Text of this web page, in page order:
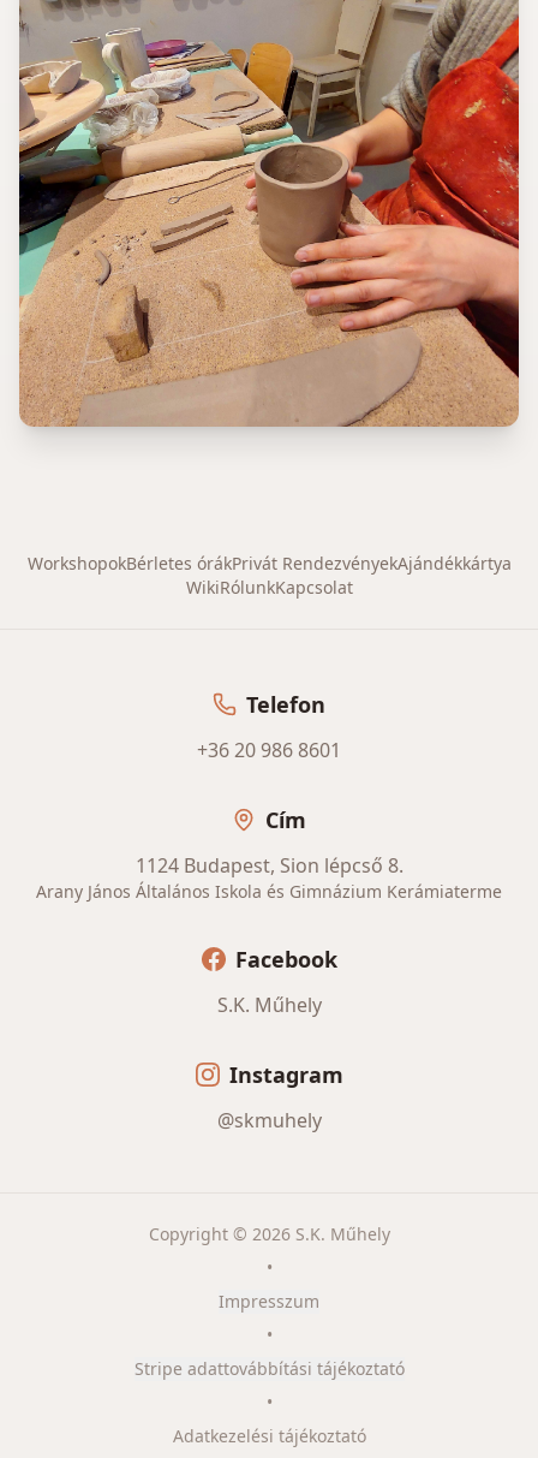
WorkshopokBérletes órákPrivát RendezvényekAjándékkártya
WikiRólunkKapcsolat
Telefon
+36 20 986 8601
Cím
1124 Budapest, Sion lépcső 8.
Arany János Általános Iskola és Gimnázium Kerámiaterme
Facebook
S.K. Műhely
Instagram
@skmuhely
Copyright © 2026 S.K. Műhely
•
Impresszum
•
Stripe adattovábbítási tájékoztató
•
Adatkezelési tájékoztató